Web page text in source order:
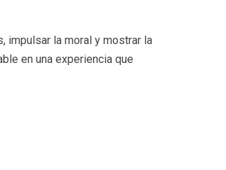
impulsar la moral y mostrar la
en una experiencia que